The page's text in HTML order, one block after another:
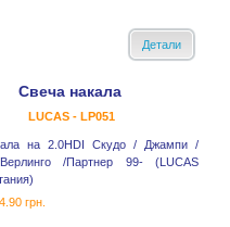
Детали
Свеча накала
LUCAS - LP051
на 2.0HDI Скудо / Джампи /
/Партнер 99- (LUCAS
грн.